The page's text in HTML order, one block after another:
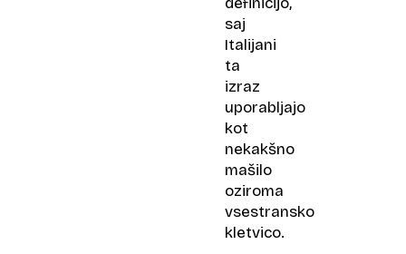
saj
Italijani
ta
izraz
uporabljajo
kot
nekakšno
mašilo
oziroma
vsestransko
kletvico.